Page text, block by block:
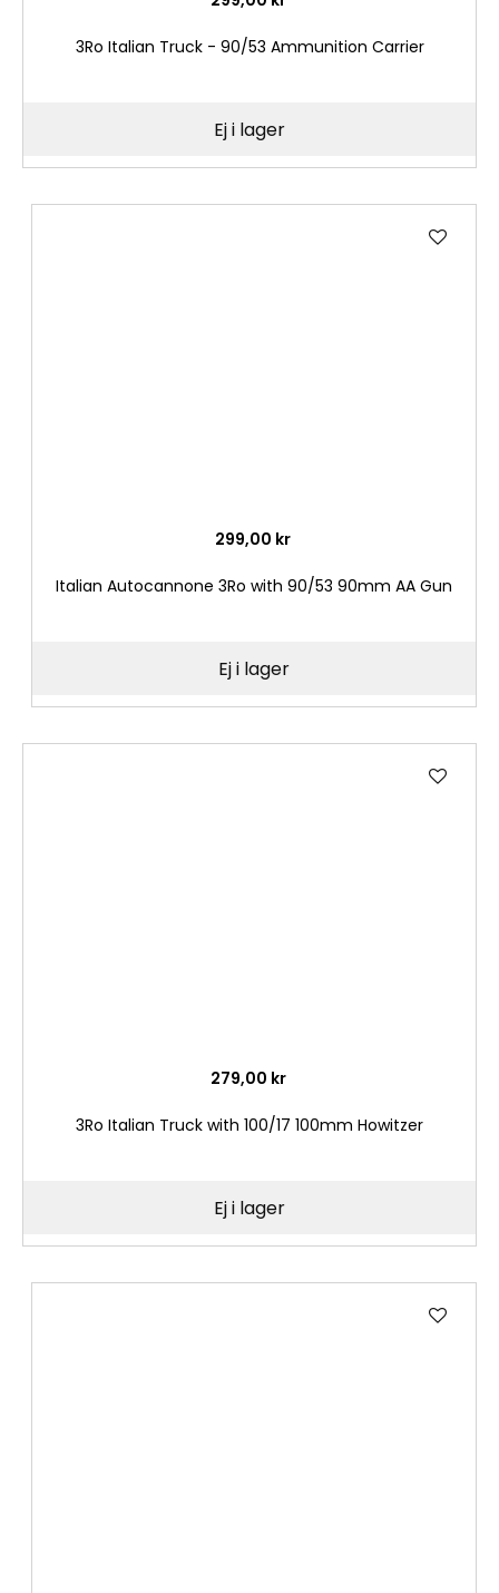
3Ro Italian Truck - 90/53 Ammunition Carrier
Ej i lager
299,00 kr
Italian Autocannone 3Ro with 90/53 90mm AA Gun
Ej i lager
279,00 kr
3Ro Italian Truck with 100/17 100mm Howitzer
Ej i lager